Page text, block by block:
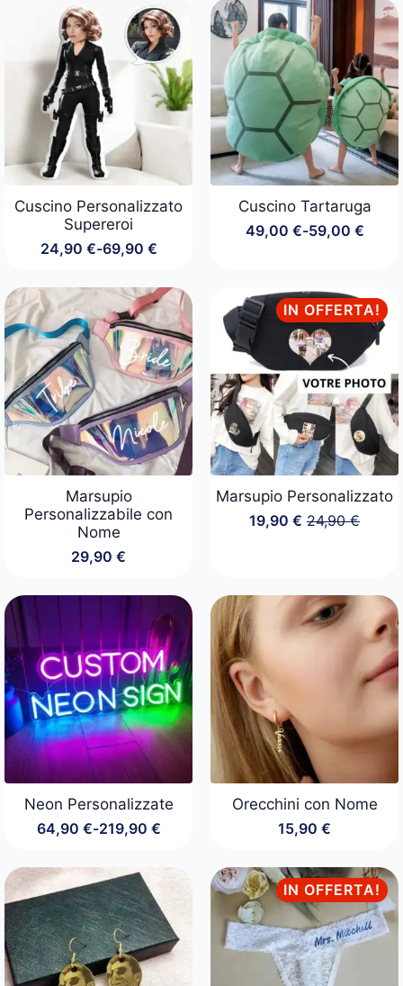
39,90 €.
24,90 €.
Cuscino Personalizzato
Supereroi
24,90 €-69,90 €
Fascia
prezzo:
da
24,90 €
a
69,90 €
Cuscino Tartaruga
49,00 €-59,00 €
Fascia
da
49,00 €
a
59,00 €
Marsupio
Personalizzabile con
Nome
29,90 €
IN OFFERTA!
Marsupio Personalizzato
24,90€
Il
24,90 €.
19,90€ Il
19,90 €.
Neon Personalizzate
64,90 €-219,90 €
Fascia
prezzo:
da
64,90 €
a
219,90 €
Orecchini con Nome
15,90 €
IN OFFERTA!